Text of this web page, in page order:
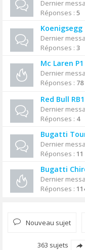
Dernier
Réponses : 5
Koenigsegg
Dernier
Réponses : 3
Mc Laren P1
Dernier
Réponses : 78
Red Bull
Dernier
Réponses : 4
Bugatti
Dernier
Réponses : 11
Bugatti
Dernier
Réponses :
Nouveau sujet
363 sujets